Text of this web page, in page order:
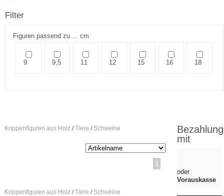
Filter
Figuren passend zu ... cm
9 9,5 11 12 15 16 18
Krippenfiguren aus Holz /Tiere / Schweine
1
Krippenfiguren aus Holz /Tiere / Schweine
Bezahlung
mit
oder
Vorauskasse